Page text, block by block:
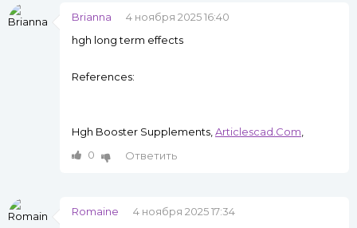
Brianna
4 ноября 2025 16:40
hgh long term effects
References:
Hgh Booster Supplements, Articlescad.Com
0
Ответить
Romaine
4 ноября 2025 17:34